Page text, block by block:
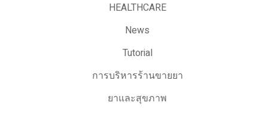
HEALTHCARE
News
Tutorial
การบริหารร้านขายยา
ยาและสุขภาพ